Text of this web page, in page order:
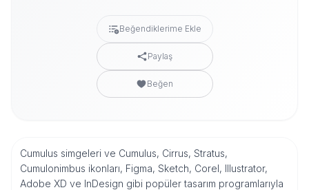
Beğendiklerime Ekle
Paylaş
Beğen
Cumulus simgeleri ve Cumulus, Cirrus, Stratus,
Cumulonimbus ikonları, Figma, Sketch, Corel, Illustrator,
Adobe XD ve InDesign gibi popüler tasarım programlarıyla